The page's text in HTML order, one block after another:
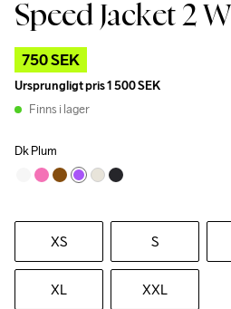
Speed Jacket 2 W
750 SEK
Ursprungligt pris1 500 SEK
Finns i lager
Dk Plum
XS S
XL XXL